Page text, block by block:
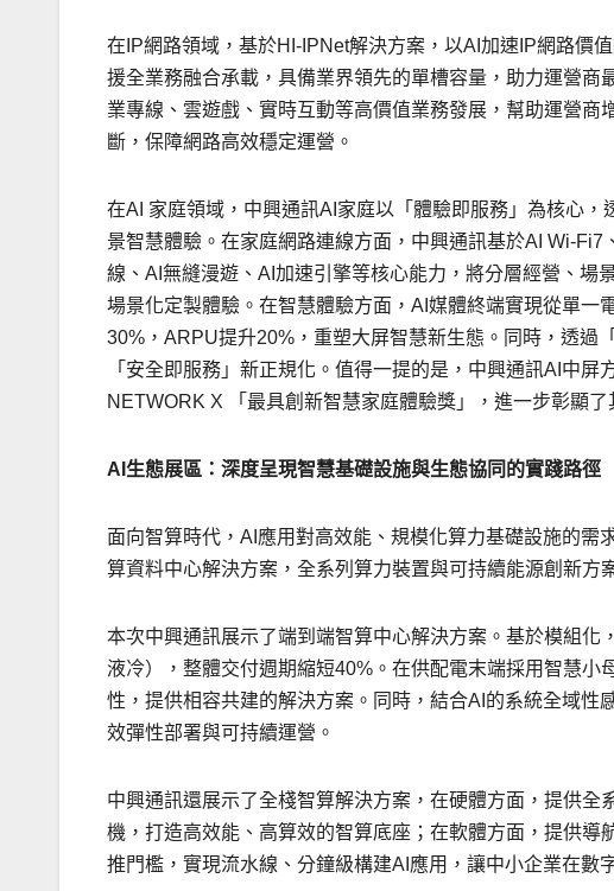
在IP網路領域，基於HI-IPNet解決方案，以AI加速IP網路價
援全業務融合承載，具備業界領先的單槽容量，助力運營
業專線、雲遊戲、實時互動等高價值業務發展，幫助運營
斷，保障網路高效穩定運營。
在AI 家庭領域，中興通訊AI家庭以「體驗即服務」為核心
景智慧體驗 。 在家庭網路連線方面，中興通訊基於AI Wi-
線、AI無縫漫遊、AI加速引擎等核心能力，將分層經營、場
場景化定製體驗。在智慧體驗方面，AI媒體終端實現從單
30%，ARPU提升20%，重塑大屏智慧新生態。同時，透過
「安全即服務」新正規化。值得一提的是，中興通訊AI中
NETWORK X 「最具創新智慧家庭體驗獎」，進一步彰顯了
AI 生態展區：深度呈現智慧基礎設施與生態協同的實踐路徑
面向智算時代，AI應用對高效能、規模化算力基礎設施的
算資料中心解決方案，全系列算力裝置與可持續能源創新方
本次中興通訊展示了端到端智算中心解決方案。基於模組
液冷），整體交付週期縮短40%。在供配電末端採用智慧
性，提供相容共建的解決方案。同時，結合AI的系統全域
效彈性部署與可持續運營。
中興通訊還展示了全棧智算解決方案，在硬體方面，提供
機，打造高效能、高算效的智算底座；在軟體方面，提供
推門檻，實現流水線、分鐘級構建AI應用，讓中小企業在數